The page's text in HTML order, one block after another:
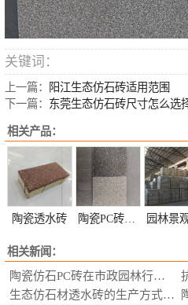
关键词：
上一篇：
阳江生态仿石砖适用范围
下一篇： 东莞生态仿石砖尺寸怎么选
相关产品：
陶瓷透水砖
相关新闻：
陶瓷仿石PC砖在市政园林行业的应用
生态仿石材透水砖的生产方式，选购要求